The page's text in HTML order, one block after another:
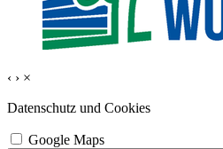
‹ › ×
Datenschutz und Cookies
Google Maps